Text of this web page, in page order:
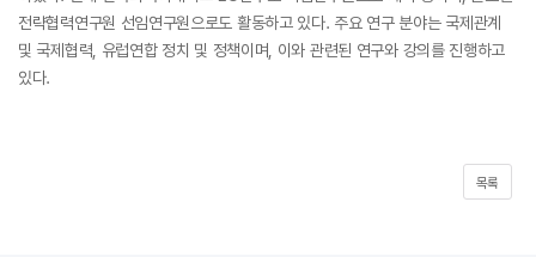
전략협력연구원 선임연구원으로도 활동하고 있다. 주요 연구 분야는 국제관계
및 국제협력, 유럽연합 정치 및 정책이며, 이와 관련된 연구와 강의를 진행하고
있다.
목록